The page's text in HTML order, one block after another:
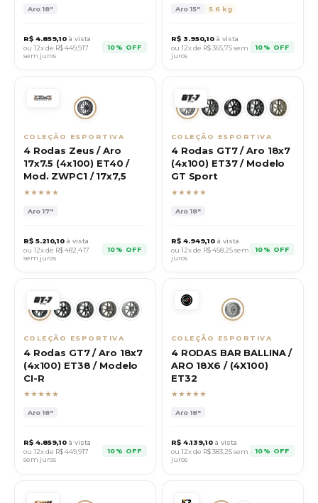
Aro18"
R$ 4.859,10 à vista
ou 12x de R$449,917
sem juros
10% OFF
Aro15" 5.6 kg
R$ 3.950,10 à vista
ou 12x de R$365,75sem
juros
10% OFF
COLEÇÃO ESPORTIVA
4 Rodas Zeus / Aro
17x7.5 (4x100) ET40 /
Mod. ZWPC1 / 17x7,5
★★★★★
Aro17"
R$ 5.210,10 à vista
ou 12x de R$482,417
sem juros
10% OFF
COLEÇÃO ESPORTIVA
4 Rodas GT7 / Aro 18x7
(4x100) ET37 / Modelo
GT Sport
★★★★★
Aro18"
R$ 4.949,10 à vista
ou 12x de R$458,25sem
juros
10% OFF
COLEÇÃO ESPORTIVA
4 Rodas GT7 / Aro 18x7
(4x100) ET38 / Modelo
CI-R
★★★★★
Aro18"
R$ 4.859,10 à vista
ou 12x de R$449,917
sem juros
10% OFF
COLEÇÃO ESPORTIVA
4 RODAS BAR BALLINA /
ARO 18X6 / (4X100)
ET32
★★★★★
Aro18"
R$ 4.139,10 à vista
ou 12x de R$383,25sem
juros
10% OFF